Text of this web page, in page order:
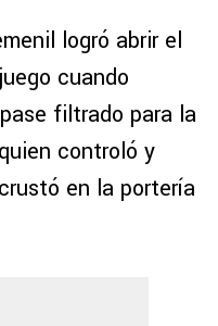
logró abrir el
cuando
filtrado para la
controló y
en la portería